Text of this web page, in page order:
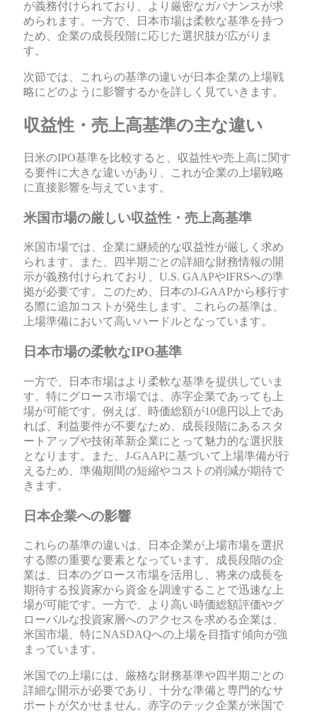
が義務付けられており、より厳密なガバナンスが求
められます。一方で、日本市場は柔軟な基準を持つ
ため、企業の成長段階に応じた選択肢が広がりま
す。
次節では、これらの基準の違いが日本企業の上場戦
略にどのように影響するかを詳しく見ていきます。
収益性・売上高基準の主な違い
日米のIPO基準を比較すると、収益性や売上高に関す
る要件に大きな違いがあり、これが企業の上場戦略
に直接影響を与えています。
米国市場の厳しい収益性・売上高基準
米国市場では、企業に継続的な収益性が厳しく求め
られます。また、四半期ごとの詳細な財務情報の開
示が義務付けられており、U.S. GAAPやIFRSへの準
拠が必要です。このため、日本のJ-GAAPから移行す
る際に追加コストが発生します。これらの基準は、
上場準備において高いハードルとなっています。
日本市場の柔軟なIPO基準
一方で、日本市場はより柔軟な基準を提供していま
す。特にグロース市場では、赤字企業であっても上
場が可能です。例えば、時価総額が10億円以上であ
れば、利益要件が不要なため、成長段階にあるスタ
ートアップや技術革新企業にとって魅力的な選択肢
となります。また、J-GAAPに基づいて上場準備が行
えるため、準備期間の短縮やコストの削減が期待で
きます。
日本企業への影響
これらの基準の違いは、日本企業が上場市場を選択
する際の重要な要素となっています。成長段階の企
業は、日本のグロース市場を活用し、将来の成長を
期待する投資家から資金を調達することで迅速な上
場が可能です。一方で、より高い時価総額評価やグ
ローバルな投資家層へのアクセスを求める企業は、
米国市場、特にNASDAQへの上場を目指す傾向が強
まっています。
米国での上場には、厳格な財務基準や四半期ごとの
詳細な開示が必要であり、十分な準備と専門的なサ
ポートが欠かせません。赤字のテック企業が米国で